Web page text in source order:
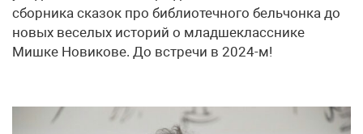
сборника сказок про библиотечного бельчонка до
новых веселых историй о младшекласснике
Мишке Новикове. До встречи в 2024-м!